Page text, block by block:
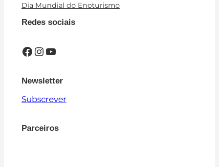
Dia Mundial do Enoturismo
Redes sociais
Facebook InstagramYouTube
Newsletter
Subscrever
Parceiros